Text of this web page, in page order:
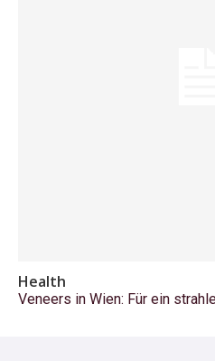
Health
Veneers in Wien: Für ein